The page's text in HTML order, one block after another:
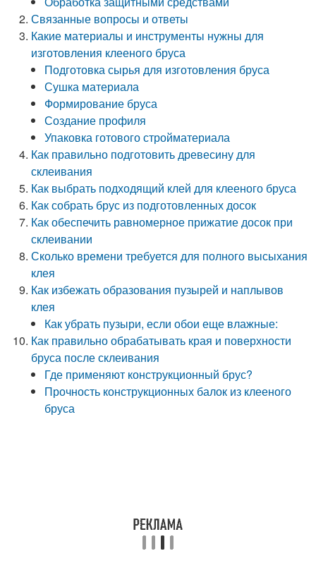
Связанные вопросы и ответы
Какие материалы и инструменты нужны для
изготовления клееного бруса
Подготовка сырья для изготовления бруса
Сушка материала
Формирование бруса
Создание профиля
Упаковка готового стройматериала
Как правильно подготовить древесину для
склеивания
Как выбрать подходящий клей для клееного бруса
Как собрать брус из подготовленных досок
Как обеспечить равномерное прижатие досок при
склеивании
Сколько времени требуется для полного высыхания
клея
Как избежать образования пузырей и наплывов
клея
Как убрать пузыри, если обои еще влажные:
Как правильно обрабатывать края и поверхности
бруса после склеивания
Где применяют конструкционный брус?
Прочность конструкционных балок из клееного
бруса